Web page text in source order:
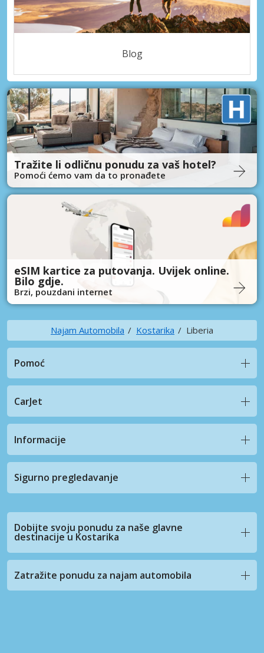
Blog
Tražite li odličnu ponudu za vaš hotel?
Pomoći ćemo vam da to pronađete
eSIM kartice za putovanja. Uvijek online.
Bilo gdje.
Brzi, pouzdani internet
Najam Automobila Kostarika Liberia
Pomoć
CarJet
Informacije
Sigurno pregledavanje
Dobijte svoju ponudu za naše glavne
destinacije u Kostarika
Zatražite ponudu za najam automobila